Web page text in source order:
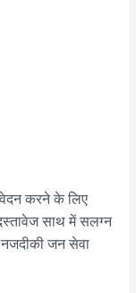
करने के लिए
साथ में सलग्न
नजदीकी जन सेवा